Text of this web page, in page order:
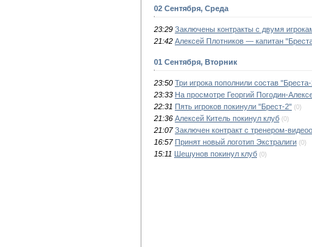
02 Сентября, Среда
23:29 Заключены контракты с двумя
21:42 Алексей Плотников — капитан
01 Сентября, Вторник
23:50 Три игрока пополнили состав
23:33 На просмотре Георгий Погодин-
22:31 Пять игроков покинули "Брест-2" (0)
21:36 Алексей Китель покинул клуб (0)
21:07 Заключен контракт с тренером-
16:57 Принят новый логотип Экстралиги (0)
15:11 Шешунов покинул клуб (0)